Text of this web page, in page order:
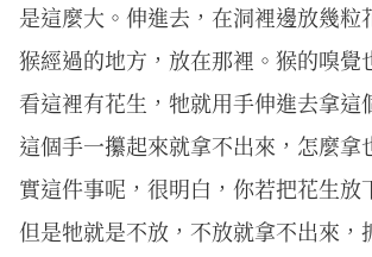
是這麼大。伸進去，在洞裡邊放幾粒
猴經過的地方，放在那裡。猴的嗅覺
看這裡有花生，牠就用手伸進去拿這
這個手一攥起來就拿不出來，怎麼拿
實這件事呢，很明白，你若把花生放
但是牠就是不放，不放就拿不出來，